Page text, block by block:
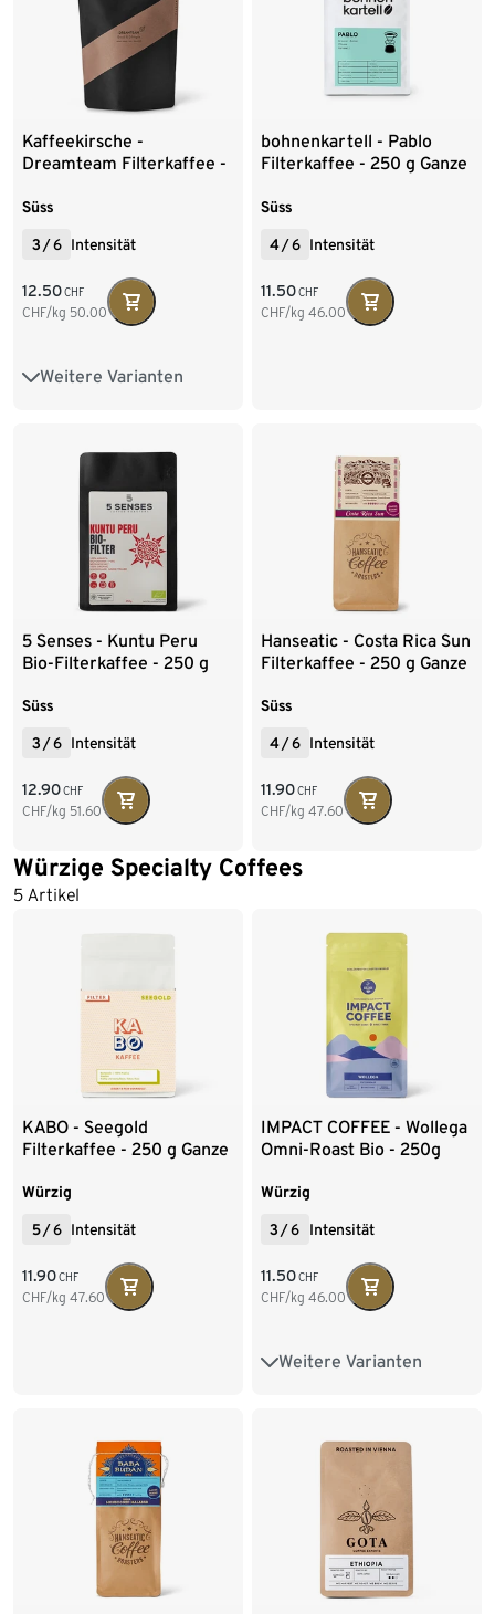
Kaffeekirsche -
Dreamteam Filterkaffee -
Süss
3 /6 Intensität
12.50CHF
CHF/kg 50.00
Weitere Varianten
250 g Ganze Bohne
bohnenkartell - Pablo
Filterkaffee - 250 g Ganze
Süss
4/6 Intensität
11.50CHF
CHF/kg 46.00
5 Senses - Kuntu Peru
Bio-Filterkaffee - 250 g
Süss
3/6 Intensität
12.90CHF
CHF/kg 51.60
Hanseatic - Costa Rica Sun
Filterkaffee - 250 g Ganze
Süss
4/6 Intensität
11.90CHF
CHF/kg 47.60
Würzige Specialty Coffees
5 Artikel
KABO - Seegold
Filterkaffee - 250 g Ganze
Würzig
5/6 Intensität
11.90CHF
CHF/kg 47.60
IMPACT COFFEE - Wollega
Omni-Roast Bio - 250g
Würzig
3 /6 Intensität
11.50CHF
CHF/kg 46.00
Weitere Varianten
250 g Ganze Bohne